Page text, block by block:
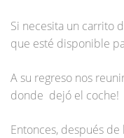
Si necesita un carrito
que esté disponible
A su regreso nos
donde dejó el coche!
Entonces, después de